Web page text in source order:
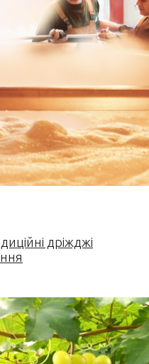
дріжджі